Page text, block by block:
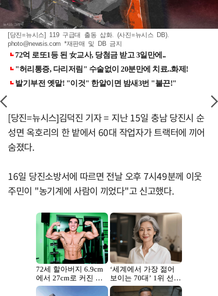
[당진=뉴시스] 119 구급대 출동 삽화. (사진=뉴시스 DB).
photo@newsis.com *재판매 및 DB 금지
[당진=뉴시스]김덕진 기자 = 지난 15일 충남 당진시 순
성면 옥호리의 한 밭에서 60대 작업자가 트랙터에 끼어
숨졌다.
16일 당진소방서에 따르면 전날 오후 7시49분께 이웃
주민이 "농기계에 사람이 끼었다"고 신고했다.